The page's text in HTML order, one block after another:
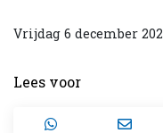
Vrijdag 6 december
Lees voor